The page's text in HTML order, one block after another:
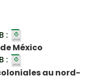
:
México
:
au nord-